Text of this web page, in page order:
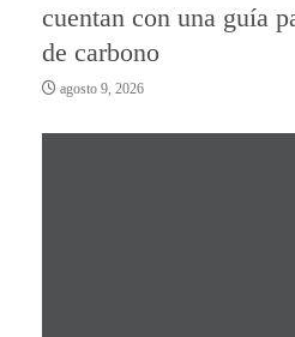
cuentan con una guía
de carbono
agosto 9, 2026